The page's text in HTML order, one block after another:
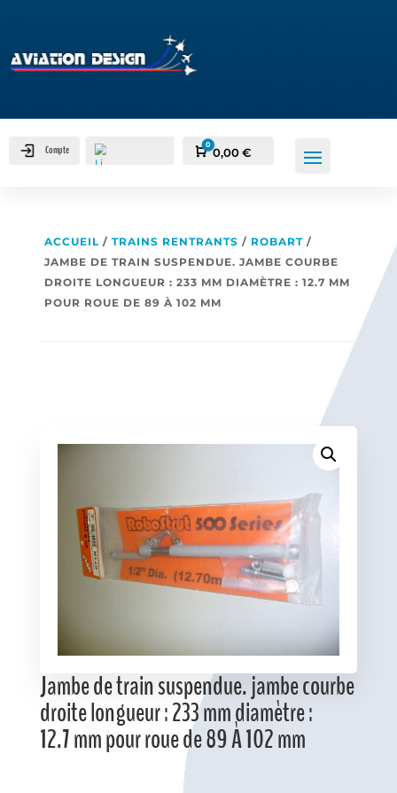
Compte Panier
0
0,00€
ACCUEIL / TRAINS RENTRANTS / ROBART/
JAMBE DE TRAIN SUSPENDUE. JAMBE COURBE
DROITE LONGUEUR : 233 MM DIAMÈTRE : 12.7 MM
POUR ROUE DE 89 À 102 MM
Jambe de train suspendue. jambe courbe
droite longueur : 233 mm diamètre :
12.7 mm pour roue de 89 À 102 mm